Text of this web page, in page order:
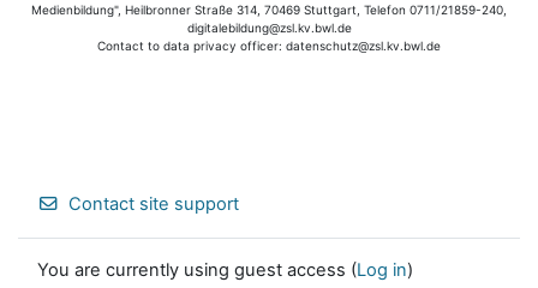
Medienbildung", Heilbronner Straße 314, 70469 Stuttgart, Telefon 0711/21859-240,
digitalebildung@zsl.kv.bwl.de
Contact to data privacy officer: datenschutz@zsl.kv.bwl.de
Contact site support
You are currently using guest access (Log in)